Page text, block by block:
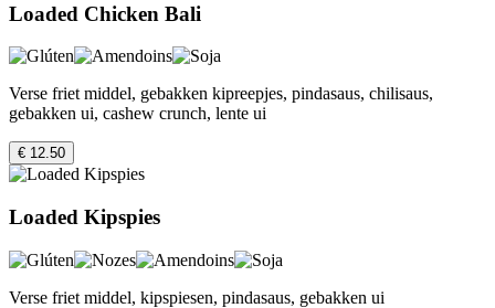
Loaded Chicken Bali
Verse friet middel, gebakken kipreepjes, pindasaus, chilisaus,
gebakken ui, cashew crunch, lente ui
€ 12.50
Loaded Kipspies
Verse friet middel, kipspiesen, pindasaus, gebakken ui